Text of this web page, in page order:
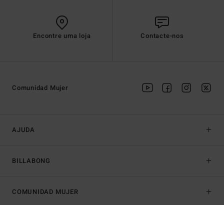
Encontre uma loja Contacte-nos
AJUDA
BILLABONG
Comunidad Mujer
COMUNIDAD MUJER